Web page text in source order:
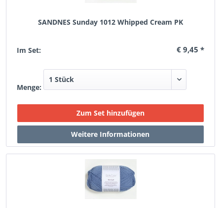
SANDNES Sunday 1012 Whipped Cream PK
Im Set: € 9,45 *
Menge: